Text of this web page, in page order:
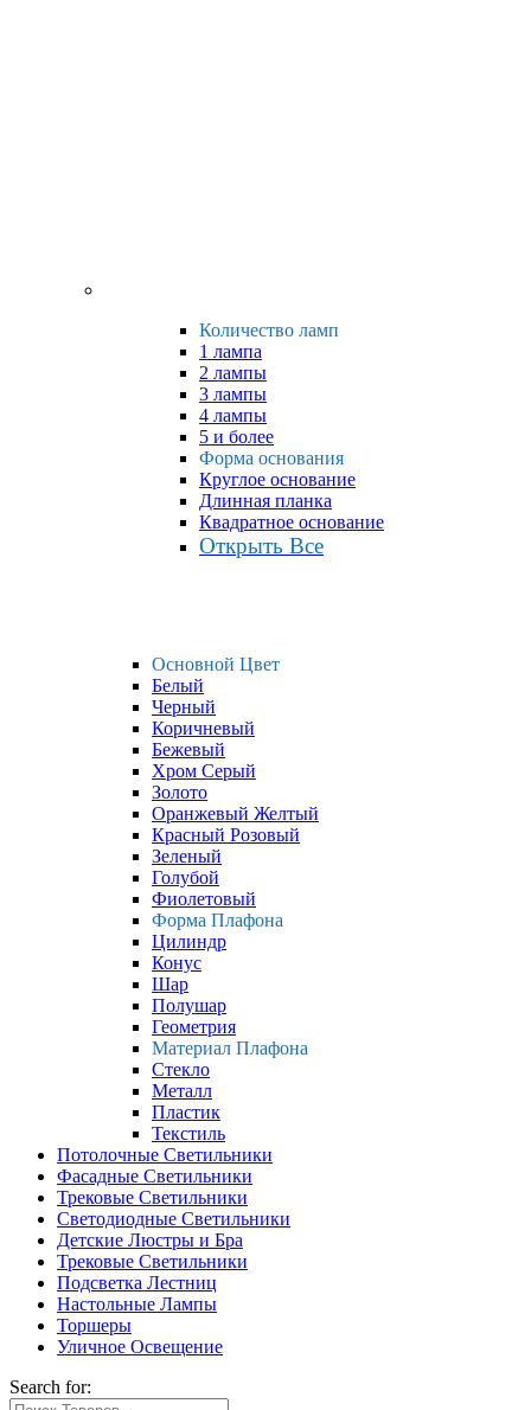
Количество ламп
1 лампа
2 лампы
3 лампы
4 лампы
5 и более
Форма основания
Круглое основание
Длинная планка
Квадратное основание
Открыть Все
Основной Цвет
Белый
Черный
Коричневый
Бежевый
Хром Серый
Золото
Оранжевый Желтый
Красный Розовый
Зеленый
Голубой
Фиолетовый
Форма Плафона
Цилиндр
Конус
Шар
Полушар
Геометрия
Материал Плафона
Стекло
Металл
Пластик
Текстиль
Потолочные Светильники
Фасадные Светильники
Трековые Светильники
Светодиодные Светильники
Детские Люстры и Бра
Трековые Светильники
Подсветка Лестниц
Настольные Лампы
Торшеры
Уличное Освещение
Search for: